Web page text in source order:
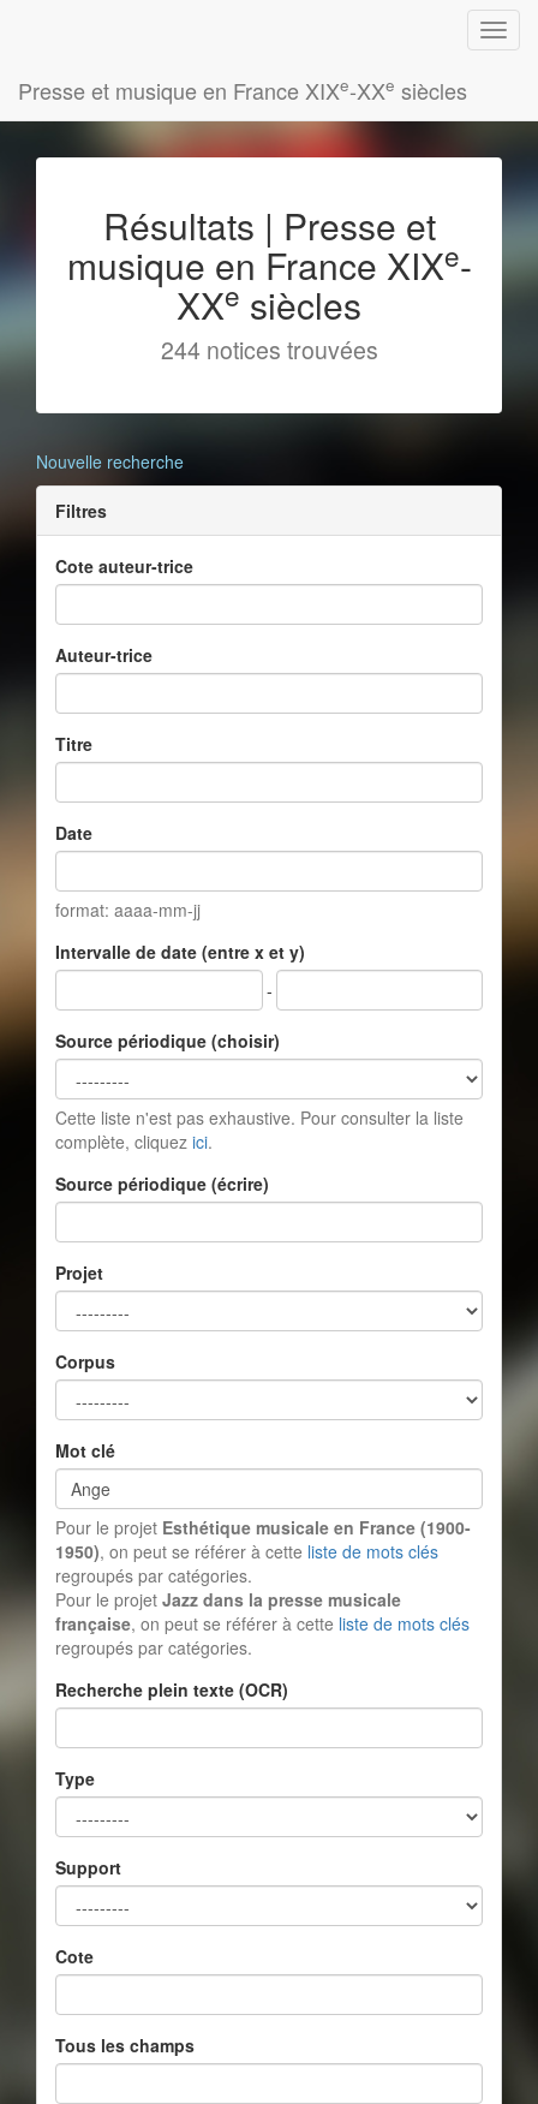
Presse et musique en France XIXe-XXe siècles
Résultats | Presse et
musique en France XIXe-
XXe siècles
244 notices trouvées
Nouvelle recherche
Filtres
Cote auteur-trice
Auteur-trice
Titre
Date
format: aaaa-mm-jj
Intervalle de date (entre x et y)
-
Source périodique (choisir)
Cette liste n'est pas exhaustive. Pour consulter la liste
complète, cliquez ici.
Source périodique (écrire)
Projet
Corpus
Mot clé
Pour le projet Esthétique musicale en France (1900-
1950), on peut se référer à cette liste de mots clés
regroupés par catégories.
Pour le projet Jazz dans la presse musicale
française, on peut se référer à cette liste de mots clés
regroupés par catégories.
Recherche plein texte (OCR)
Type
Support
Cote
Tous les champs